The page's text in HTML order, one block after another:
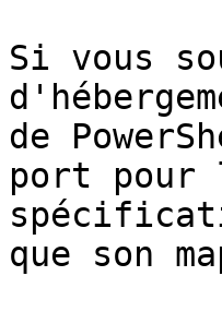
Si vous
de
port pour
que son